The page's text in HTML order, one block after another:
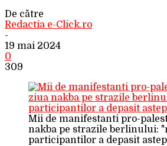
De către
Redactia e-Click.ro
-
19 mai 2024
0
309
Mii de manifestanti pro-
nakba pe strazile berlinului:
participantilor a depasit